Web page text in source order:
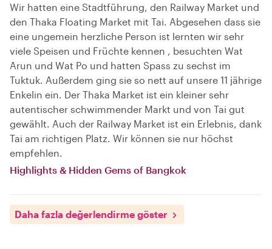
Wir hatten eine Stadtführung, den Railway Market und
den Thaka Floating Market mit Tai. Abgesehen dass sie
eine ungemein herzliche Person ist lernten wir sehr
viele Speisen und Früchte kennen , besuchten Wat
Arun und Wat Po und hatten Spass zu sechst im
Tuktuk. Außerdem ging sie so nett auf unsere 11 jährige
Enkelin ein. Der Thaka Market ist ein kleiner sehr
autentischer schwimmender Markt und von Tai gut
gewählt. Auch der Railway Market ist ein Erlebnis, dank
Tai am richtigen Platz. Wir können sie nur höchst
empfehlen.
Highlights & Hidden Gems of Bangkok
Daha fazla değerlendirme göster